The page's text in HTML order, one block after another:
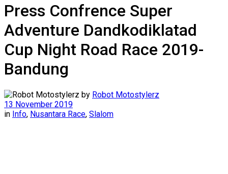
Press Confrence Super
Adventure Dandkodiklatad
Cup Night Road Race 2019-
Bandung
by Robot Motostylerz
13 November 2019
in Info, Nusantara Race, Slalom